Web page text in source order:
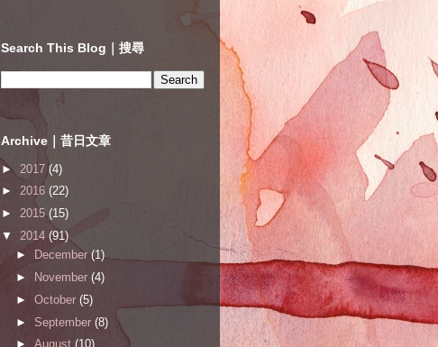
Search This Blog｜搜尋
Archive｜昔日文章
► 2017 (4)
► 2016 (22)
► 2015(15)
▼ 2014 (91)
►
December(1)
►
November (4)
► October (5)
► September (8)
► August (10)